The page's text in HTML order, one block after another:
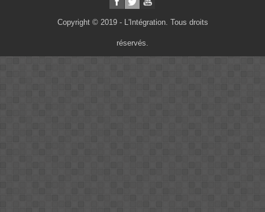
Copyright © 2019 - L'Intégration. Tous droits
réservés.